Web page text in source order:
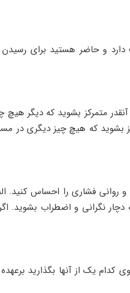
و حاضر هستید برای
متمرکز بشوید که دیگر هیچ
بشوید که هیچ چیز دیگری در
فشاری را احساس کنید.
نگرانی و اضطراب بشوید.
کدام یک از آنها بگذارید